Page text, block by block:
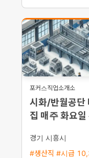
포커스직업소개소
시화/반월공단
집 매주 화요일
경기 시흥시
#생산직 #시급